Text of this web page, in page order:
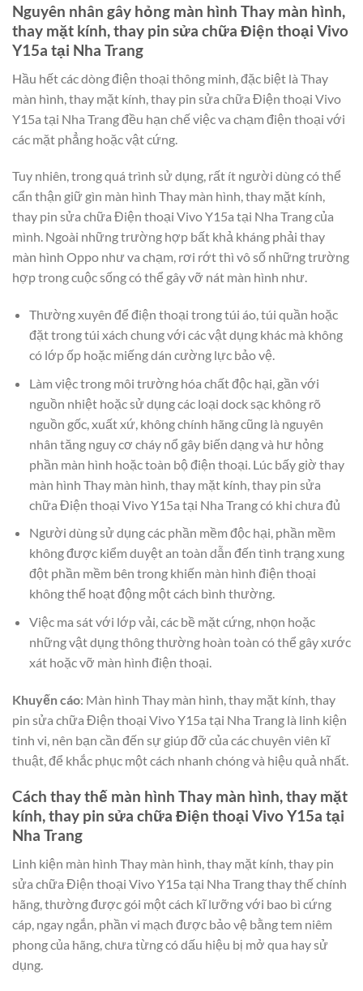
Nguyên nhân gây hỏng màn hình Thay màn hình,
thay mặt kính, thay pin sửa chữa Điện thoại Vivo
Y15a tại Nha Trang
Hầu hết các dòng điện thoại thông minh, đặc biệt là Thay
màn hình, thay mặt kính, thay pin sửa chữa Điện thoại Vivo
Y15a tại Nha Trang đều hạn chế việc va chạm điện thoại với
các mặt phẳng hoặc vật cứng.
Tuy nhiên, trong quá trình sử dụng, rất ít người dùng có thể
cẩn thận giữ gìn màn hình Thay màn hình, thay mặt kính,
thay pin sửa chữa Điện thoại Vivo Y15a tại Nha Trang của
mình. Ngoài những trường hợp bất khả kháng phải thay
màn hình Oppo như va chạm, rơi rớt thì vô số những trường
hợp trong cuộc sống có thể gây vỡ nát màn hình như.
Thường xuyên để điện thoại trong túi áo, túi quần hoặc
đặt trong túi xách chung với các vật dụng khác mà không
có lớp ốp hoặc miếng dán cường lực bảo vệ.
Làm việc trong môi trường hóa chất độc hại, gần với
nguồn nhiệt hoặc sử dụng các loại dock sạc không rõ
nguồn gốc, xuất xứ, không chính hãng cũng là nguyên
nhân tăng nguy cơ cháy nổ gây biến dạng và hư hỏng
phần màn hình hoặc toàn bộ điện thoại. Lúc bấy giờ thay
màn hình Thay màn hình, thay mặt kính, thay pin sửa
chữa Điện thoại Vivo Y15a tại Nha Trang có khi chưa đủ
Người dùng sử dụng các phần mềm độc hại, phần mềm
không được kiểm duyệt an toàn dẫn đến tình trạng xung
đột phần mềm bên trong khiến màn hình điện thoại
không thể hoạt động một cách bình thường.
Việc ma sát với lớp vải, các bề mặt cứng, nhọn hoặc
những vật dụng thông thường hoàn toàn có thể gây xước
xát hoặc vỡ màn hình điện thoại.
Khuyến cáo: Màn hình Thay màn hình, thay mặt kính, thay
pin sửa chữa Điện thoại Vivo Y15a tại Nha Trang là linh kiện
tinh vi, nên bạn cần đến sự giúp đỡ của các chuyên viên kĩ
thuật, để khắc phục một cách nhanh chóng và hiệu quả nhất.
Cách thay thế màn hình Thay màn hình, thay mặt
kính, thay pin sửa chữa Điện thoại Vivo Y15a tại
Nha Trang
Linh kiện màn hình Thay màn hình, thay mặt kính, thay pin
sửa chữa Điện thoại Vivo Y15a tại Nha Trang thay thế chính
hãng, thường được gói một cách kĩ lưỡng với bao bì cứng
cáp, ngay ngắn, phần vi mạch được bảo vệ bằng tem niêm
phong của hãng, chưa từng có dấu hiệu bị mở qua hay sử
dụng.